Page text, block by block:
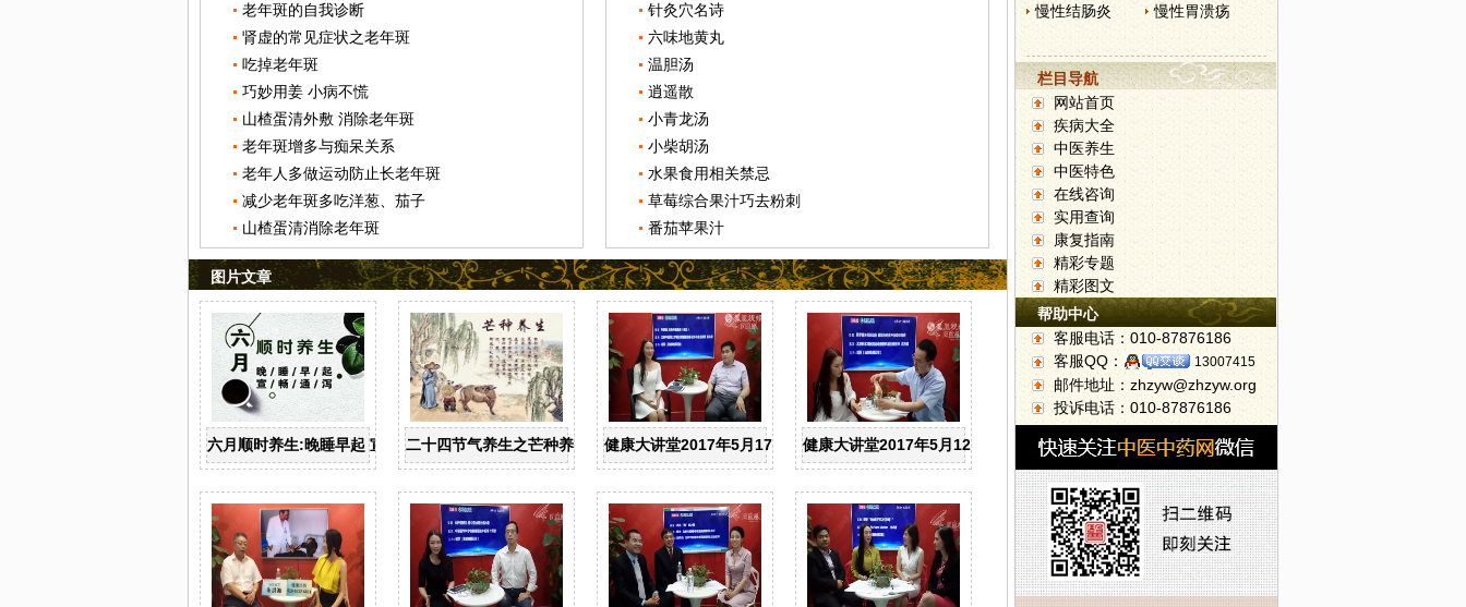
老年斑的自我诊断
肾虚的常见症状之老年斑
吃掉老年斑
巧妙用姜 小病不慌
山楂蛋清外敷 消除老年斑
老年斑增多与痴呆关系
老年人多做运动防止长老年斑
减少老年斑多吃洋葱、茄子
山楂蛋清消除老年斑
针灸穴名诗
六味地黄丸
温胆汤
逍遥散
小青龙汤
小柴胡汤
水果食用相关禁忌
草莓综合果汁巧去粉刺
番茄苹果汁
图片文章
六月顺时养生:晚睡早起 宣畅通泻二十四节气养生之芒种养生 健康大讲堂2017年5月17日：北京中医药大学第三附属医院陈兆军主任--足拇外翻是病 得治！
健康大讲堂2017年5月12日：运动医学科副主任医师沈杰威--教你应对膝关节运动伤
慢性结肠炎
慢性胃溃疡
栏目导航
网站首页
疾病大全
中医养生
中医特色
在线咨询
实用查询
康复指南
精彩专题
精彩图文
帮助中心
客服电话：010-87876186
客服QQ：
13007415
邮件地址：zhzyw@zhzyw.org
投诉电话：010-87876186